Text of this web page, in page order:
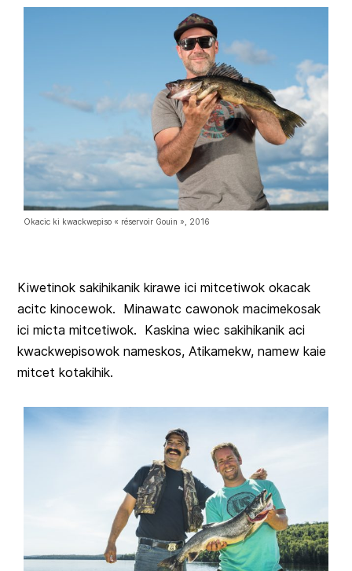
Okacic ki kwackwepiso « réservoir Gouin », 2016
Kiwetinok sakihikanik kirawe ici mitcetiwok okacak
acitc kinocewok. Minawatc cawonok macimekosak
ici micta mitcetiwok. Kaskina wiec sakihikanik aci
kwackwepisowok nameskos, Atikamekw, namew kaie
mitcet kotakihik.